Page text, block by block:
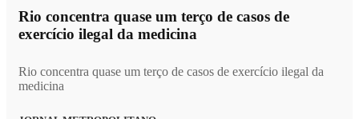
Rio concentra quase um terço de casos de
exercício ilegal da medicina
Rio concentra quase um terço de casos de exercício ilegal da
medicina